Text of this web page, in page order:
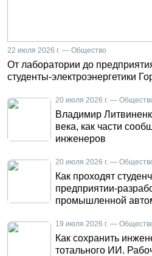
22 июля 2026 г. — Общество
От лаборатории до
студенты-электроэнергетики
20 июля 2026 г. —
Владимир
века, как части
инженеров
20 июля 2026 г. —
Как проходят
предприятии-
промышленной
19 июля 2026 г. —
Как сохранить
тотального ИИ.